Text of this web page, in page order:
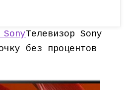
SonyТелевизор Sony
без процентов